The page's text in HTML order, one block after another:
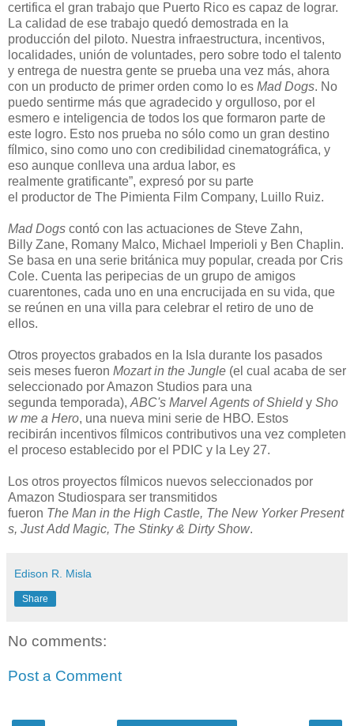
certifica el gran trabajo que Puerto Rico es capaz de lograr.
La calidad de ese trabajo quedó demostrada en la
producción del piloto. Nuestra infraestructura, incentivos,
localidades, unión de voluntades, pero sobre todo el talento
y entrega de nuestra gente se prueba una vez más, ahora
con un producto de primer orden como lo es Mad Dogs. No
puedo sentirme más que agradecido y orgulloso, por el
esmero e inteligencia de todos los que formaron parte de
este logro. Esto nos prueba no sólo como un gran destino
fílmico, sino como uno con credibilidad cinematográfica, y
eso aunque conlleva una ardua labor, es
realmente gratificante”, expresó por su parte
el productor de The Pimienta Film Company, Luillo Ruiz.
Mad Dogs contó con las actuaciones de Steve Zahn,
Billy Zane, Romany Malco, Michael Imperioli y Ben Chaplin.
Se basa en una serie británica muy popular, creada por Cris
Cole. Cuenta las peripecias de un grupo de amigos
cuarentones, cada uno en una encrucijada en su vida, que
se reúnen en una villa para celebrar el retiro de uno de
ellos.
Otros proyectos grabados en la Isla durante los pasados
seis meses fueron Mozart in the Jungle (el cual acaba de ser
seleccionado por Amazon Studios para una
segunda temporada), ABC's Marvel Agents ofShieldy Sho
w me a Hero, una nueva mini serie de HBO. Estos
recibirán incentivos fílmicos contributivos una vez completen
el proceso establecido por el PDIC y la Ley 27.
Los otros proyectos fílmicos nuevos seleccionados por
Amazon Studiospara ser transmitidos
fueron The Man in the High Castle, The New Yorker Present
s, Just Add Magic, The Stinky& DirtyShow.
Edison R. Misla
Share
No comments:
Post a Comment